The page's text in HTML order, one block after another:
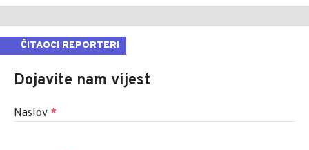
ČITAOCI REPORTERI
Dojavite nam vijest
Naslov *